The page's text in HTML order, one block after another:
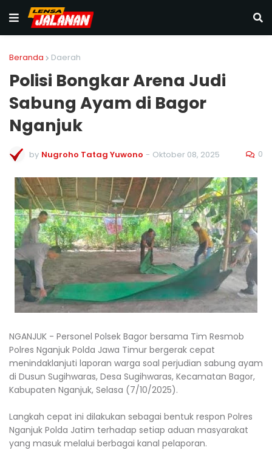
Beranda Daerah
Polisi Bongkar Arena Judi
Sabung Ayam di Bagor
Nganjuk
by Nugroho Tatag Yuwono - Oktober 08, 2025 0
NGANJUK - Personel Polsek Bagor bersama Tim Resmob
Polres Nganjuk Polda Jawa Timur bergerak cepat
menindaklanjuti laporan warga soal perjudian sabung ayam
di Dusun Sugihwaras, Desa Sugihwaras, Kecamatan Bagor,
Kabupaten Nganjuk, Selasa (7/10/2025).
Langkah cepat ini dilakukan sebagai bentuk respon Polres
Nganjuk Polda Jatim terhadap setiap aduan masyarakat
yang masuk melalui berbagai kanal pelaporan.